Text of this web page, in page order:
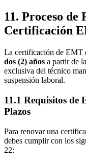
11. Proceso de
Certificación
La certificación de EMT
dos (2) años a partir de
exclusiva del técnico
suspensión laboral.
11.1 Requisitos de
Plazos
Para renovar una
debes cumplir con los
22: